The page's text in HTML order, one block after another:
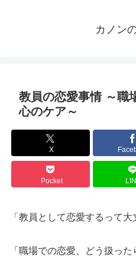
カノン
教員の恋愛事情 ～職
心のケア～
X
Pocket
「教員として恋愛するって大
「職場での恋愛、どう扱った